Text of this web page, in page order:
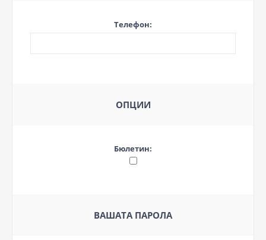
Телефон:
ОПЦИИ
Бюлетин:
ВАШАТА ПАРОЛА